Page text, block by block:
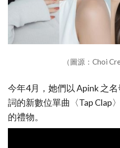
（圖源：Choi
今年4月，她們以 Apink 之
詞的新數位單曲〈Tap Clap
的禮物。